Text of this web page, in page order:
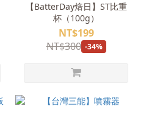
【BatterDay焙日】ST比重
杯（100g）
NT$199
NT$300 -34%